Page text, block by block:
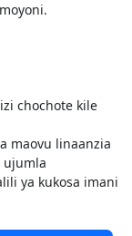
chochote kile
maovu linaanzia
ujumla
ya kukosa imani